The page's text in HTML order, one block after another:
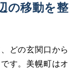
の移動を整
どの玄関口から
す。美幌町はオ